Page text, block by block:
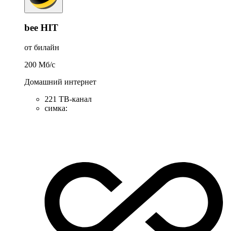
bee HIT
от билайн
200 Мб/c
Домашний интернет
221 ТB-канал
симка: